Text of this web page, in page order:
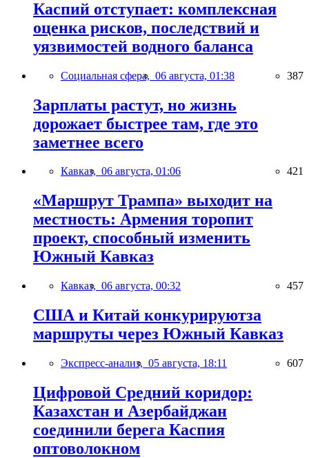
Каспий отступает: комплексная
оценка рисков, последствий и
уязвимостей водного баланса
Социальная сфера, 06 августа, 01:38 387
Зарплаты растут, но жизнь
дорожает быстрее там, где это
заметнее всего
Кавказ, 06 августа, 01:06 421
«Маршрут Трампа» выходит на
местность: Армения торопит
проект, способный изменить
Южный Кавказ
Кавказ, 06 августа, 00:32 457
США и Китай конкурируютза
маршруты через Южный Кавказ
Экспресс-анализ, 05 августа, 18:11 607
Цифровой Средний коридор:
Казахстан и Азербайджан
соединили берега Каспия
оптоволокном